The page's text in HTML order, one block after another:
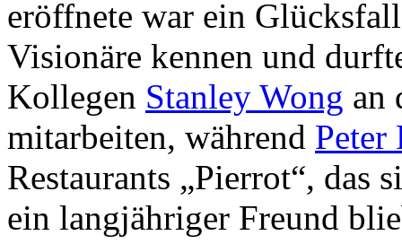
eröffnete war ein
Visionäre kennen und
Kollegen Stanley Wong an
mitarbeiten, während Peter
Restaurants „Pierrot“, das
ein langjähriger Freund